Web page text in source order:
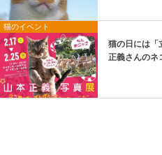
猫のイベント
猫の日には「
正義さんのネ